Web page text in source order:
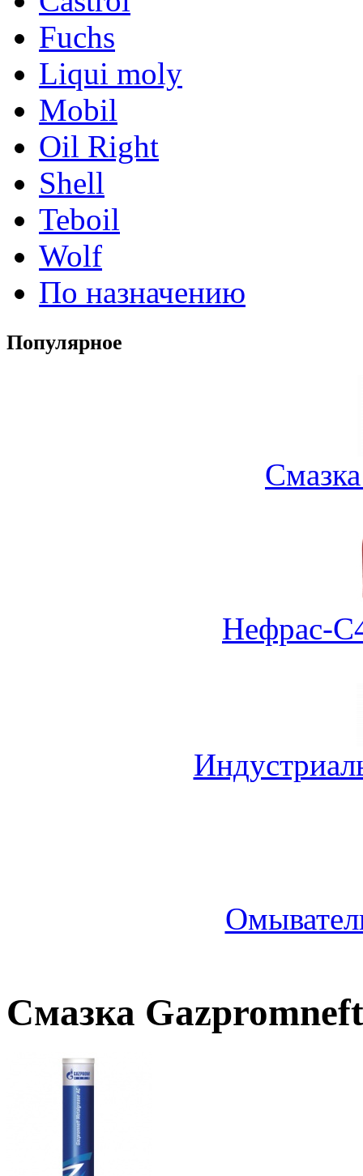
Fuchs
Liqui moly
Mobil
Oil Right
Shell
Teboil
Wolf
По назначению
Популярное
Нефрас-
Смазка